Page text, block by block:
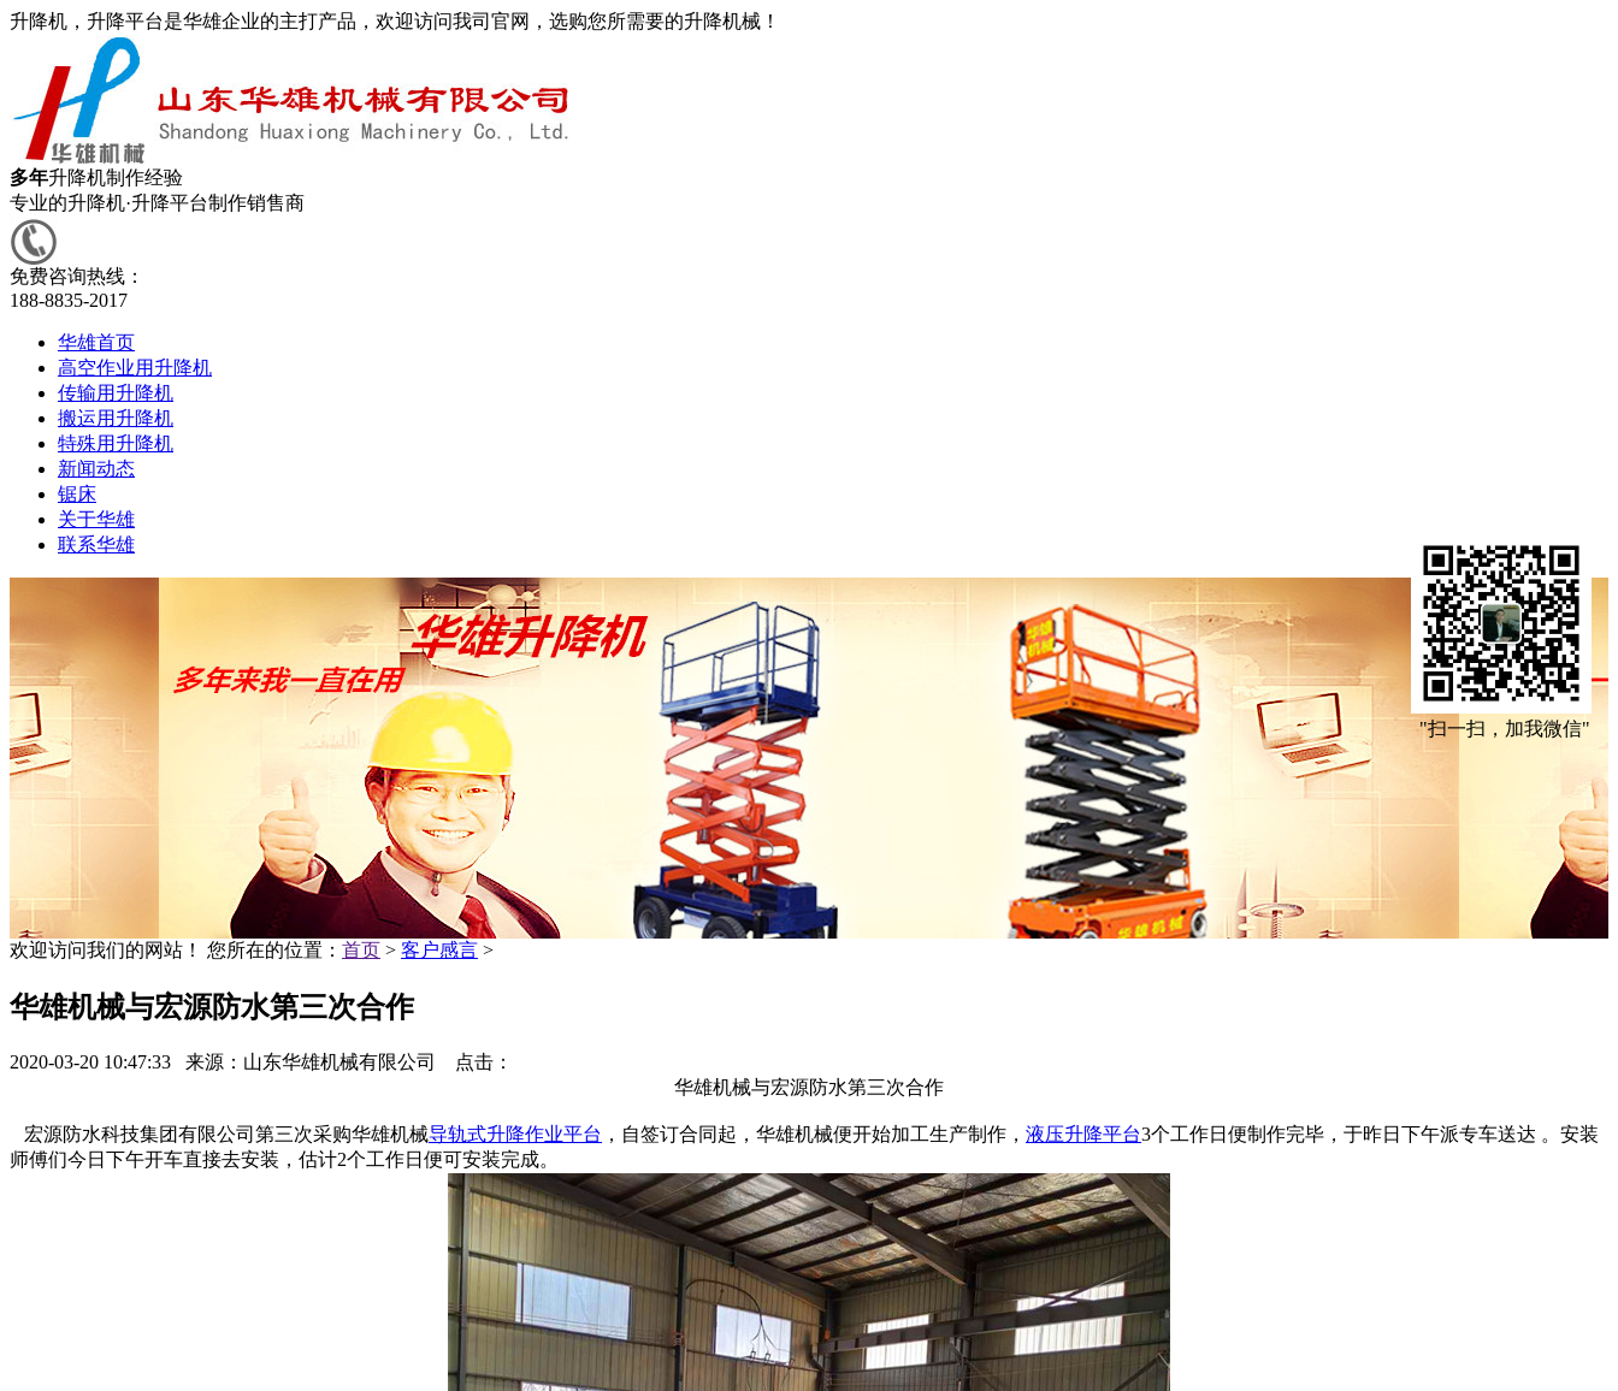
"扫一扫，加我微信"
升降机，升降平台是华雄企业的主打产品，欢迎访问我司官网，选购您所需要的升降机械！
多年升降机制作经验
专业的升降机·升降平台制作销售商
免费咨询热线：
188-8835-2017
华雄首页
高空作业用升降机
传输用升降机
搬运用升降机
特殊用升降机
新闻动态
锯床
关于华雄
联系华雄
欢迎访问我们的网站！ 您所在的位置： 首页 > 客户感言 >
华雄机械与宏源防水第三次合作
2020-03-20 10:47:33 来源：山东华雄机械有限公司 点击：
华雄机械与宏源防水第三次合作
宏源防水科技集团有限公司第三次采购华雄机械导轨式升降作业平台 ，自签订合同起，华雄机械便开始加工生产制作， 液压升降平台3个工作日便制作完毕，于昨日下午派专车送达 。安装
师傅们今日下午开车直接去安装，估计2个工作日便可安装完成。